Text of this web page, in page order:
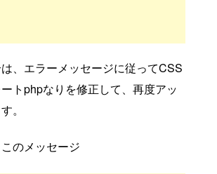
、エラーメッセージに従ってCSS
トphpなりを修正して、再度アッ
。
のメッセージ